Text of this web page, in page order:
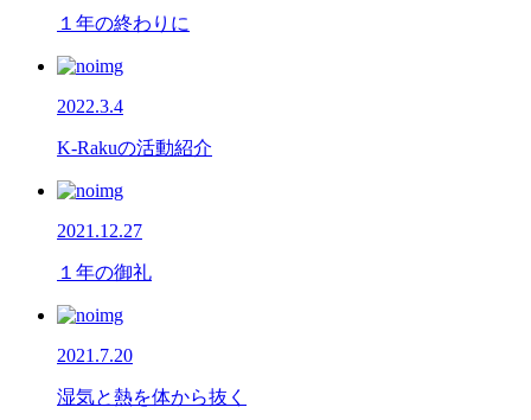
１年の終わりに
2022.3.4
K-Rakuの活動紹介
2021.12.27
１年の御礼
2021.7.20
湿気と熱を体から抜く